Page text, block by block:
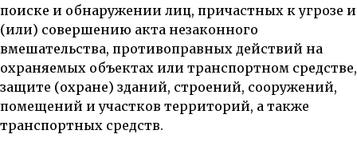
поиске и обнаружении лиц, причастных к угрозе и
(или) совершению акта незаконного
вмешательства, противоправных действий на
охраняемых объектах или транспортном средстве,
защите (охране) зданий, строений, сооружений,
помещений и участков территорий, а также
транспортных средств.